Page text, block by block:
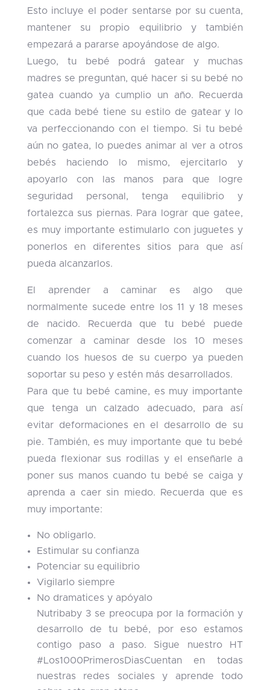
Esto incluye el poder sentarse por su cuenta,
mantener su propio equilibrio y también
empezará a pararse apoyándose de algo.
Luego, tu bebé podrá gatear y muchas
madres se preguntan, qué hacer si su bebé no
gatea cuando ya cumplio un año. Recuerda
que cada bebé tiene su estilo de gatear y lo
va perfeccionando con el tiempo. Si tu bebé
aún no gatea, lo puedes animar al ver a otros
bebés haciendo lo mismo, ejercitarlo y
apoyarlo con las manos para que logre
seguridad personal, tenga equilibrio y
fortalezca sus piernas. Para lograr que gatee,
es muy importante estimularlo con juguetes y
ponerlos en diferentes sitios para que así
pueda alcanzarlos.
El aprender a caminar es algo que
normalmente sucede entre los 11 y 18 meses
de nacido. Recuerda que tu bebé puede
comenzar a caminar desde los 10 meses
cuando los huesos de su cuerpo ya pueden
soportar su peso y estén más desarrollados.
Para que tu bebé camine, es muy importante
que tenga un calzado adecuado, para así
evitar deformaciones en el desarrollo de su
pie. También, es muy importante que tu bebé
pueda flexionar sus rodillas y el enseñarle a
poner sus manos cuando tu bebé se caiga y
aprenda a caer sin miedo. Recuerda que es
muy importante:
No obligarlo.
Estimular su confianza
Potenciar su equilibrio
Vigilarlo siempre
No dramatices y apóyalo
Nutribaby 3 se preocupa por la formación y
desarrollo de tu bebé, por eso estamos
contigo paso a paso. Sigue nuestro HT
#Los1000PrimerosDiasCuentan en todas
nuestras redes sociales y aprende todo